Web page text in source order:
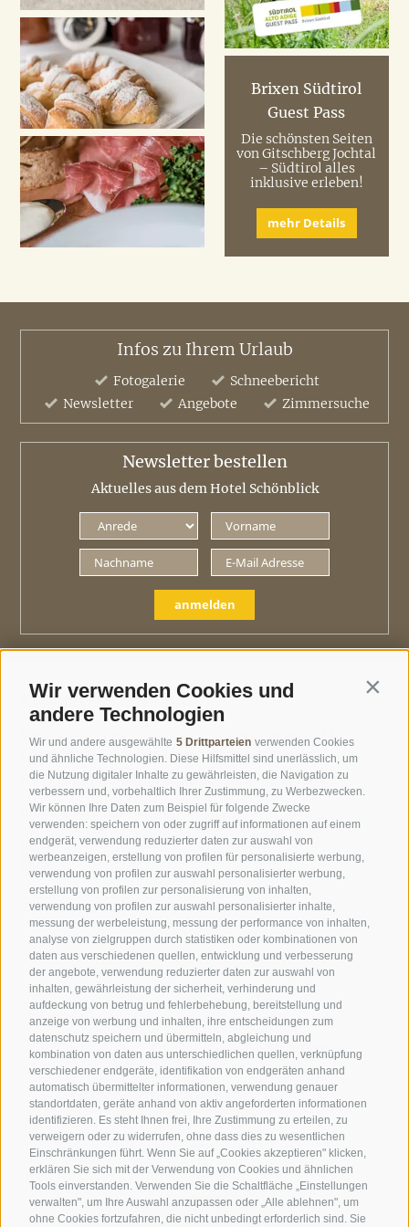
Wir verwenden Cookies und
andere Technologien
Wir und andere ausgewählte 5 Drittparteien verwenden Cookies
und ähnliche Technologien. Diese Hilfsmittel sind unerlässlich, um
die Nutzung digitaler Inhalte zu gewährleisten, die Navigation zu
verbessern und, vorbehaltlich Ihrer Zustimmung, zu Werbezwecken.
Wir können Ihre Daten zum Beispiel für folgende Zwecke
verwenden: speichern von oder zugriff auf informationen auf einem
endgerät, verwendung reduzierter daten zur auswahl von
werbeanzeigen, erstellung von profilen für personalisierte werbung,
verwendung von profilen zur auswahl personalisierter werbung,
erstellung von profilen zur personalisierung von inhalten,
verwendung von profilen zur auswahl personalisierter inhalte,
messung der werbeleistung, messung der performance von inhalten,
analyse von zielgruppen durch statistiken oder kombinationen von
daten aus verschiedenen quellen, entwicklung und verbesserung
der angebote, verwendung reduzierter daten zur auswahl von
inhalten, gewährleistung der sicherheit, verhinderung und
aufdeckung von betrug und fehlerbehebung, bereitstellung und
anzeige von werbung und inhalten, ihre entscheidungen zum
datenschutz speichern und übermitteln, abgleichung und
kombination von daten aus unterschiedlichen quellen, verknüpfung
verschiedener endgeräte, identifikation von endgeräten anhand
automatisch übermittelter informationen, verwendung genauer
standortdaten, geräte anhand von aktiv angeforderten informationen
identifizieren. Es steht Ihnen frei, Ihre Zustimmung zu erteilen, zu
verweigern oder zu widerrufen, ohne dass dies zu wesentlichen
Einschränkungen führt. Wenn Sie auf „Cookies akzeptieren" klicken,
erklären Sie sich mit der Verwendung von Cookies und ähnlichen
Tools einverstanden. Verwenden Sie die Schaltfläche „Einstellungen
verwalten", um Ihre Auswahl anzupassen oder „Alle ablehnen", um
ohne Cookies fortzufahren, die nicht unbedingt erforderlich sind. Sie
Brixen Südtirol
Guest Pass
Die schönsten Seiten
von Gitschberg Jochtal
– Südtirol alles
inklusive erleben!
mehr Details
Infos zu Ihrem Urlaub
Fotogalerie
Schneebericht
Newsletter
Angebote Zimmersuche
Newsletter bestellen
Aktuelles aus dem Hotel Schönblick
anmelden
Kontaktieren Sie uns
Berg & Blick Touristik GmbH ·
Lindenstraße Nr. 12 ·
I-39037 Meransen · Südtirol · T+39 0472 520172·
F +39 0472 520313 · info@geniesser-hotel.it
UID IT01508730213 · REA Nr. 125671